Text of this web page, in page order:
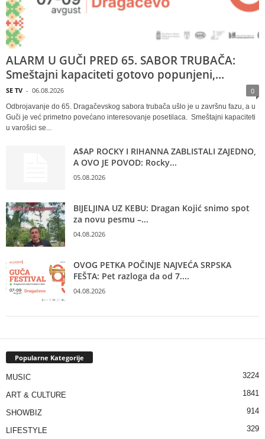
ALARM U GUČI PRED 65. SABOR TRUBAČA:
Smeštajni kapaciteti gotovo popunjeni,...
SE TV - 06.08.2026 0
Odbrojavanje do 65. Dragačevskog sabora trubača ušlo je u završnu fazu, a u
Guči je već primetno povećano interesovanje posetilaca. Smeštajni kapaciteti
u varošici se...
A$AP ROCKY I RIHANNA ZABLISTALI ZAJEDNO,
A OVO JE POVOD: Rocky...
05.08.2026
BIJELJINA UZ KEBU: Dragan Kojić snimo spot
za novu pesmu –...
04.08.2026
OVOG PETKA POČINJE NAJVEĆA SRPSKA
FEŠTA: Pet razloga da od 7....
04.08.2026
Popularne Kategorije
MUSIC 3224
ART & CULTURE 1841
SHOWBIZ 914
LIFESTYLE 329